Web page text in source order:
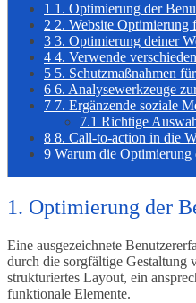
1 1. Optimierung der
2 2. Website Optimierung
3 3. Optimierung deiner
4 4. Verwende
5 5. Schutzmaßnahmen
6 6. Analysewerkzeuge
7 7. Ergänzende soziale
7.1 Richtige
8 8. Call-to-action in die
9 Warum die Optimierung
1. Optimierung der
Eine ausgezeichnete
durch die sorgfältige Gestaltung
strukturiertes Layout, ein
funktionale Elemente.